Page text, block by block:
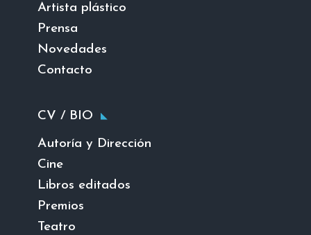
Artista plástico
Prensa
Novedades
Contacto
CV / BIO
Autoría y Dirección
Cine
Libros editados
Premios
Teatro